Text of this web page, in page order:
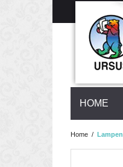
HOME
Home /